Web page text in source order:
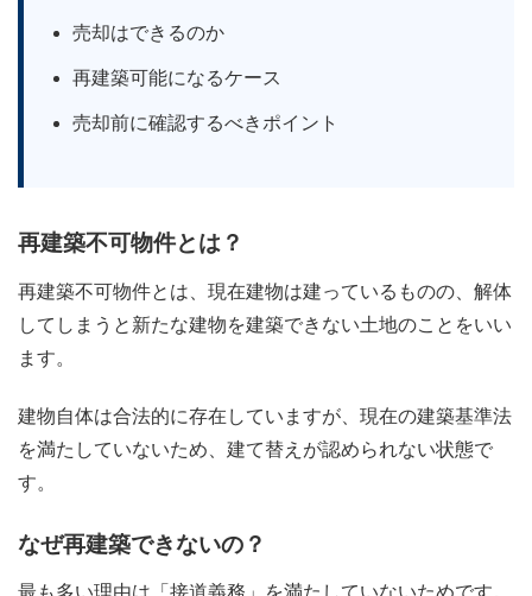
売却はできるのか
再建築可能になるケース
売却前に確認するべきポイント
再建築不可物件とは？
再建築不可物件とは、現在建物は建っているものの、解体
してしまうと新たな建物を建築できない土地のことをいい
ます。
建物自体は合法的に存在していますが、現在の建築基準法
を満たしていないため、建て替えが認められない状態で
す。
なぜ再建築できないの？
最も多い理由は「接道義務」を満たしていないためです。